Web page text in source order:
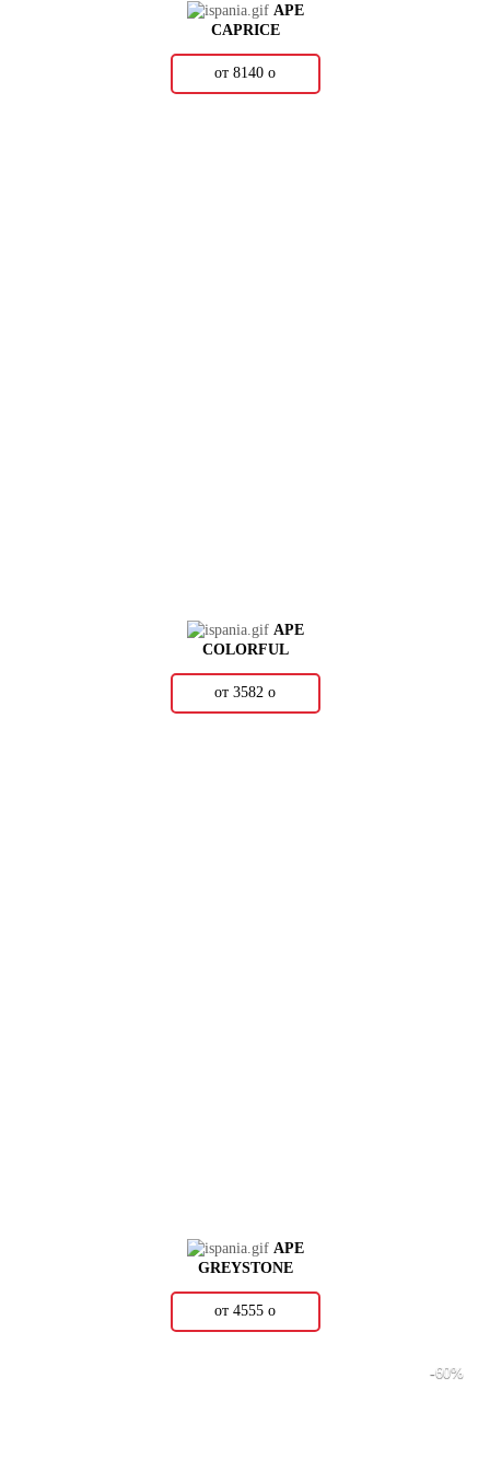
APE
CAPRICE
от 8140 о
APE
COLORFUL
от 3582 о
APE
GREYSTONE
от 4555 о
-60%